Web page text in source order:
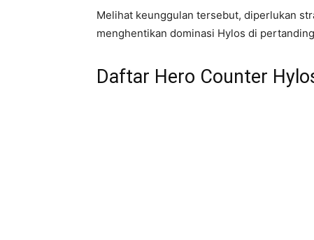
Melihat keunggulan tersebut, diperlukan
menghentikan dominasi Hylos di
Daftar Hero Counter